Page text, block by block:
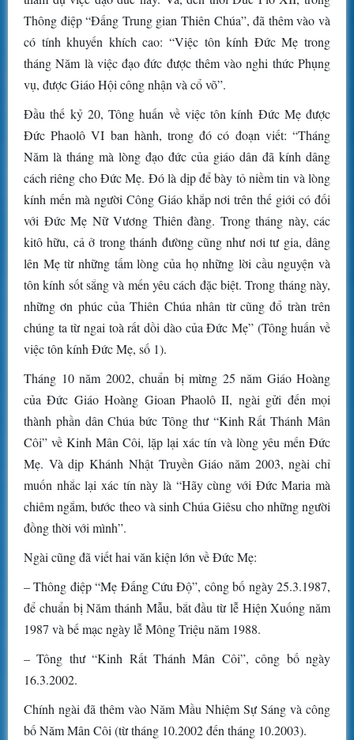
Thông điệp “Đấng Trung gian Thiên Chúa”, đã thêm vào và
có tính khuyến khích cao: “Việc tôn kính Đức Mẹ trong
tháng Năm là việc đạo đức được thêm vào nghi thức Phụng
vụ, được Giáo Hội công nhận và cổ võ”.
Đầu thế kỷ 20, Tông huấn về việc tôn kính Đức Mẹ được
Đức Phaolô VI ban hành, trong đó có đoạn viết: “Tháng
Năm là tháng mà lòng đạo đức của giáo dân đã kính dâng
cách riêng cho Đức Mẹ. Đó là dịp để bày tỏ niềm tin và lòng
kính mến mà người Công Giáo khắp nơi trên thế giới có đối
với Đức Mẹ Nữ Vương Thiên đàng. Trong tháng này, các
kitô hữu, cả ở trong thánh đường cũng như nơi tư gia, dâng
lên Mẹ từ những tấm lòng của họ những lời cầu nguyện và
tôn kính sốt sắng và mến yêu cách đặc biệt. Trong tháng này,
những ơn phúc của Thiên Chúa nhân từ cũng đổ tràn trên
chúng ta từ ngai toà rất dồi dào của Đức Mẹ” (Tông huấn về
việc tôn kính Đức Mẹ, số 1).
Tháng 10 năm 2002, chuẩn bị mừng 25 năm Giáo Hoàng
của Đức Giáo Hoàng Gioan Phaolô II, ngài gửi đến mọi
thành phần dân Chúa bức Tông thư “Kinh Rất Thánh Mân
Côi” về Kinh Mân Côi, lặp lại xác tín và lòng yêu mến Đức
Mẹ. Và dịp Khánh Nhật Truyền Giáo năm 2003, ngài chỉ
muốn nhắc lại xác tín này là “Hãy cùng với Đức Maria mà
chiêm ngắm, bước theo và sinh Chúa Giêsu cho những người
đồng thời với mình”.
Ngài cũng đã viết hai văn kiện lớn về Đức Mẹ:
– Thông điệp “Mẹ Đấng Cứu Độ”, công bố ngày 25.3.1987,
để chuẩn bị Năm thánh Mẫu, bắt đầu từ lễ Hiện Xuống năm
1987 và bế mạc ngày lễ Mông Triệu năm 1988.
– Tông thư “Kinh Rất Thánh Mân Côi”, công bố ngày
16.3.2002.
Chính ngài đã thêm vào Năm Mầu Nhiệm Sự Sáng và công
bố Năm Mân Côi (từ tháng 10.2002 đến tháng 10.2003).